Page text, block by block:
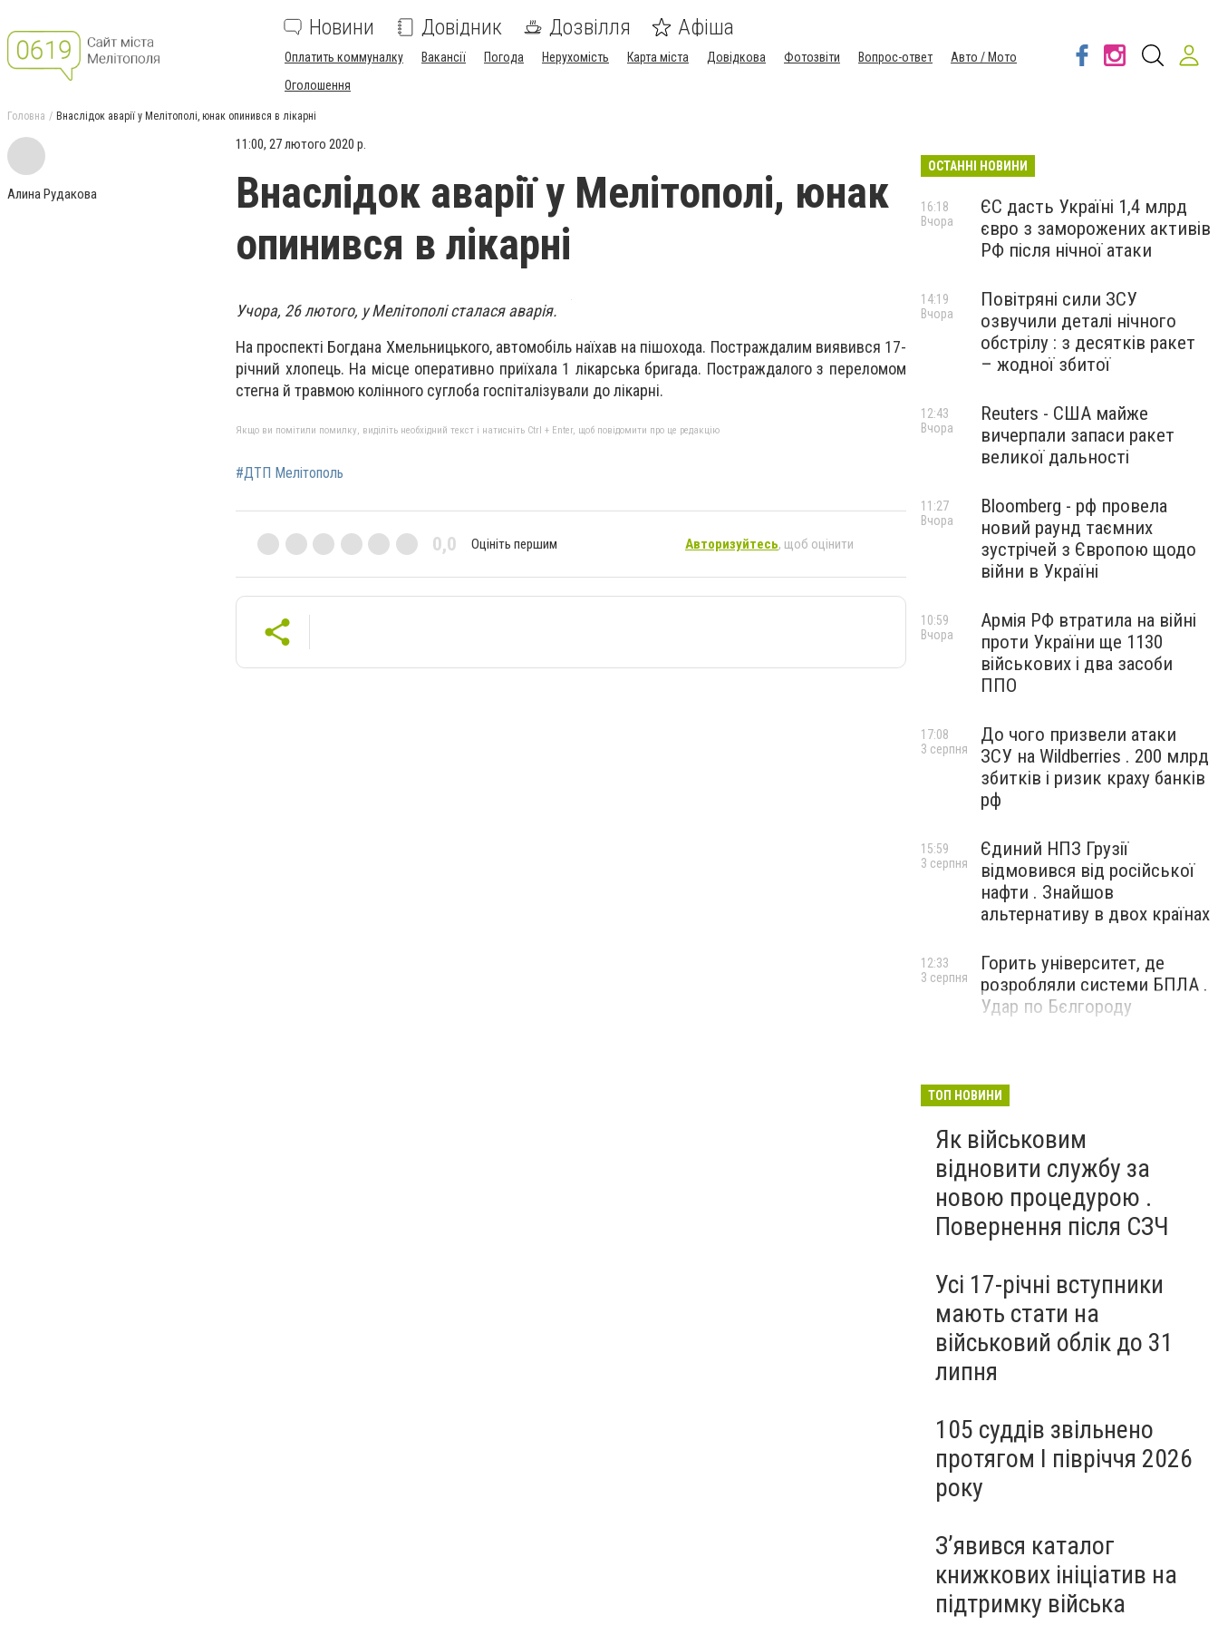
Новини Довідник Дозвілля Афіша
Оплатить коммуналку Вакансії Погода Нерухомість Карта міста Довідкова Фотозвіти Вопрос-ответ
Авто / Мото
Оголошення
Головна Внаслідок аварії у Мелітополі, юнак опинився в лікарні
Алина Рудакова
11:00, 27 лютого 2020 р.
Внаслідок аварії у Мелітополі, юнак
опинився в лікарні
Учора, 26 лютого, у Мелітополі сталася аварія.
На проспекті Богдана Хмельницького, автомобіль наїхав на пішохода. Постраждалим виявився 17-
річний хлопець. На місце оперативно приїхала 1 лікарська бригада. Постраждалого з переломом
стегна й травмою колінного суглоба госпіталізували до лікарні.
Якщо ви помітили помилку, виділіть необхідний текст і натисніть Ctrl + Enter, щоб повідомити про це редакцію
#ДТП Мелітополь
0,0 Оцініть першим Авторизуйтесь, щоб оцінити
ОСТАННІ НОВИНИ
ЄС дасть Україні 1,4 млрд
євро з заморожених активів
РФ після нічної атаки
16:18
Вчора
Повітряні сили ЗСУ
озвучили деталі нічного
обстрілу : з десятків ракет
– жодної збитої
14:19
Вчора
Reuters - США майже
вичерпали запаси ракет
великої дальності
12:43
Вчора
Bloomberg - рф провела
новий раунд таємних
зустрічей з Європою щодо
війни в Україні
11:27
Вчора
Армія РФ втратила на війні
проти України ще 1130
військових і два засоби
ППО
10:59
Вчора
До чого призвели атаки
ЗСУ на Wildberries . 200 млрд
збитків і ризик краху банків
рф
17:08
3 серпня
Єдиний НПЗ Грузії
відмовився від російської
нафти . Знайшов
альтернативу в двох країнах
15:59
3 серпня
Горить університет, де
розробляли системи БПЛА .
Удар по Бєлгороду
12:33
3 серпня
ТОП НОВИНИ
Як військовим
відновити службу за
новою процедурою .
Повернення після СЗЧ
Усі 17-річні вступники
мають стати на
військовий облік до 31
липня
105 суддів звільнено
протягом I півріччя 2026
року
З’явився каталог
книжкових ініціатив на
підтримку війська